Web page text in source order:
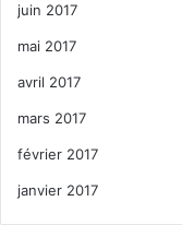
juin 2017
mai 2017
avril 2017
mars 2017
février 2017
janvier 2017